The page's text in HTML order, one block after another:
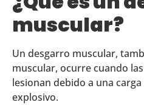
muscular?
Un desgarro muscular,
muscular, ocurre cuando
lesionan debido a una
explosivo.